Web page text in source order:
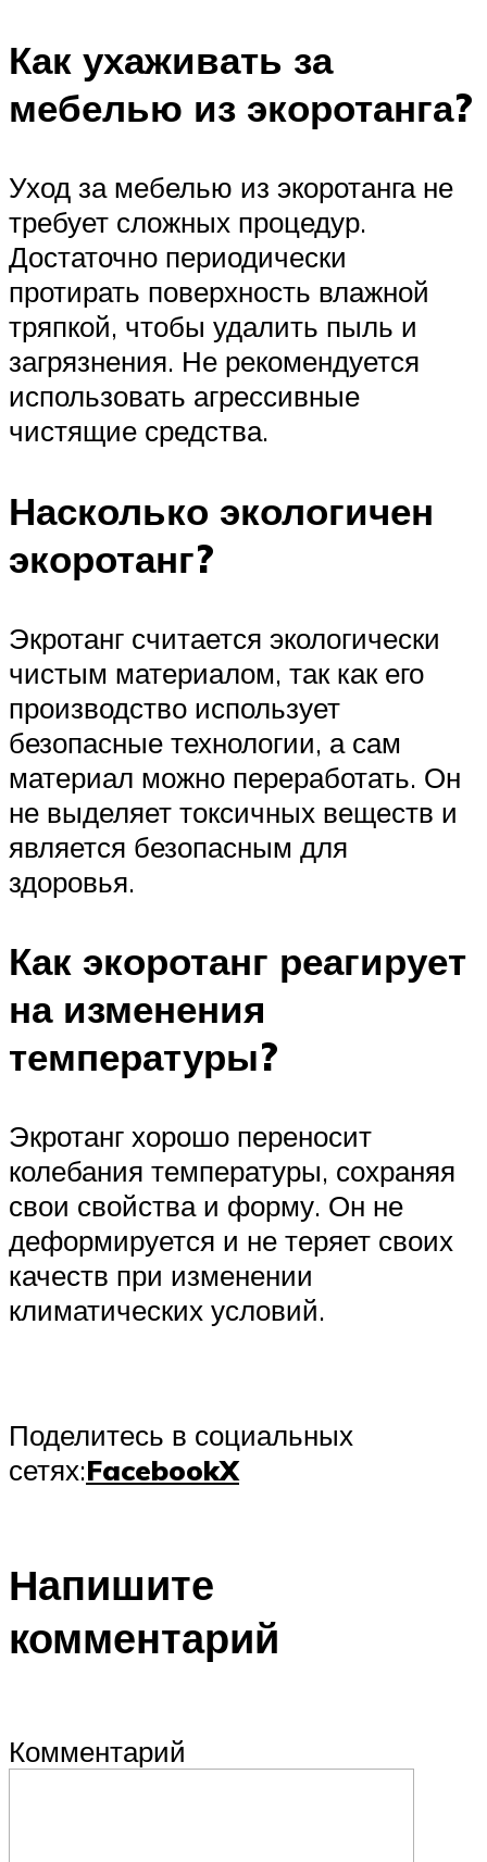
Как ухаживать за
мебелью из экоротанга?
Уход за мебелью из экоротанга не
требует сложных процедур.
Достаточно периодически
протирать поверхность влажной
тряпкой, чтобы удалить пыль и
загрязнения. Не рекомендуется
использовать агрессивные
чистящие средства.
Насколько экологичен
экоротанг?
Экротанг считается экологически
чистым материалом, так как его
производство использует
безопасные технологии, а сам
материал можно переработать. Он
не выделяет токсичных веществ и
является безопасным для
здоровья.
Как экоротанг реагирует
на изменения
температуры?
Экротанг хорошо переносит
колебания температуры, сохраняя
свои свойства и форму. Он не
деформируется и не теряет своих
качеств при изменении
климатических условий.
Поделитесь в социальных
сетях:FacebookX
Напишите
комментарий
Комментарий